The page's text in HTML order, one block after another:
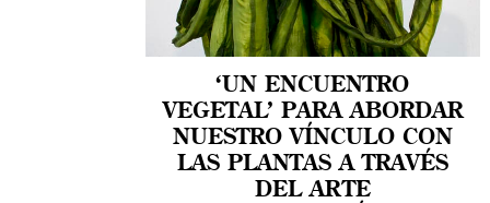
‘UN ENCUENTRO
VEGETAL’ PARA ABORDAR
NUESTRO VÍNCULO CON
LAS PLANTAS A TRAVÉS
DEL ARTE